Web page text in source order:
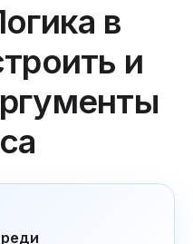
в
и